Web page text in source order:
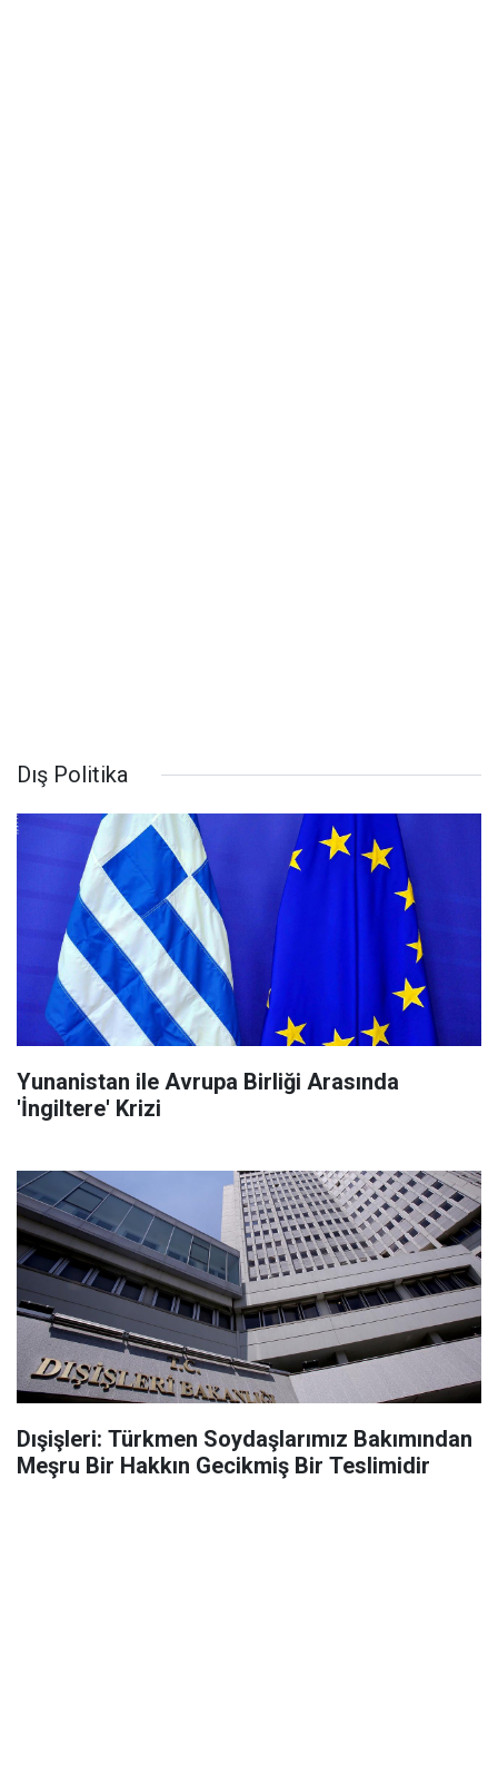
Dış Politika
Yunanistan ile Avrupa Birliği Arasında
'İngiltere' Krizi
Dışişleri: Türkmen Soydaşlarımız Bakımından
Meşru Bir Hakkın Gecikmiş Bir Teslimidir